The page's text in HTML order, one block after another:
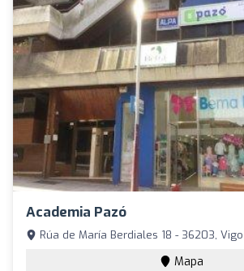
Academia Pazó
Rúa de María Berdiales 18 - 36203, Vigo
Mapa